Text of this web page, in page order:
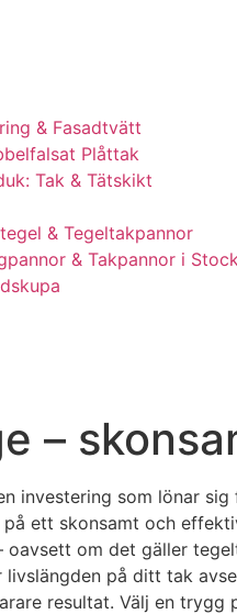
& Fasadtvätt
Plåttak
Tak & Tätskikt
& Tegeltakpannor
& Takpannor i
–
investering som lönar
ett skonsamt och
om det gäller
på ditt tak
resultat. Välj en